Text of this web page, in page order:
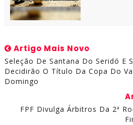
Artigo Mais Novo
Seleção De Santana Do Seridó E
Decidirão O Título Da Copa Do
Domingo
FPF Divulga Árbitros Da 2ª